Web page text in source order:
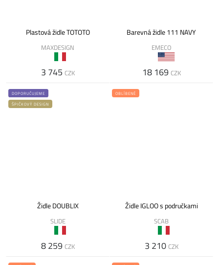
Plastová židle TOTOTO
MAXDESIGN
3 745 CZK
Barevná židle 111 NAVY
EMECO
18 169 CZK
DOPORUČUJEME
ŠPIČKOVÝ DESIGN
Židle DOUBLIX
SLIDE
8 259 CZK
OBLÍBENÉ
Židle IGLOO s područkami
SCAB
3 210 CZK